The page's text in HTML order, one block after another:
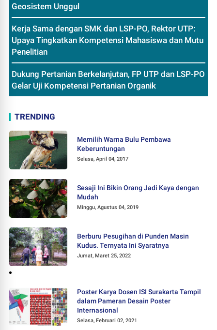
Geosistem Unggul
Kerja Sama dengan SMK dan LSP-PO, Rektor UTP:
Upaya Tingkatkan Kompetensi Mahasiswa dan Mutu
Penelitian
Dukung Pertanian Berkelanjutan, FP UTP dan LSP-PO
Gelar Uji Kompetensi Pertanian Organik
TRENDING
Memilih Warna Bulu Pembawa
Keberuntungan
Selasa, April 04, 2017
Sesaji Ini Bikin Orang Jadi Kaya dengan
Mudah
Minggu, Agustus 04, 2019
Berburu Pesugihan di Punden Masin
Kudus. Ternyata Ini Syaratnya
Jumat, Maret 25, 2022
Poster Karya Dosen ISI Surakarta Tampil
dalam Pameran Desain Poster
Internasional
Selasa, Februari 02, 2021